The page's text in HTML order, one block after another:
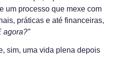
um processo que mexe com
práticas e até financeiras,
agora?”
sim, uma vida plena depois